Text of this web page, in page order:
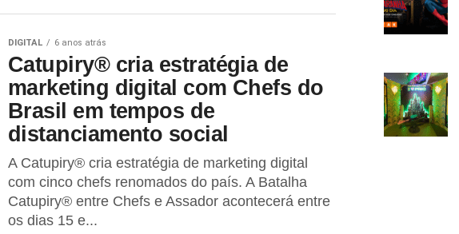
DIGITAL 6 anos atrás
Catupiry® cria estratégia de
marketing digital com Chefs do
Brasil em tempos de
distanciamento social
A Catupiry® cria estratégia de marketing digital
com cinco chefs renomados do país. A Batalha
Catupiry® entre Chefs e Assador acontecerá entre
os dias 15 e...